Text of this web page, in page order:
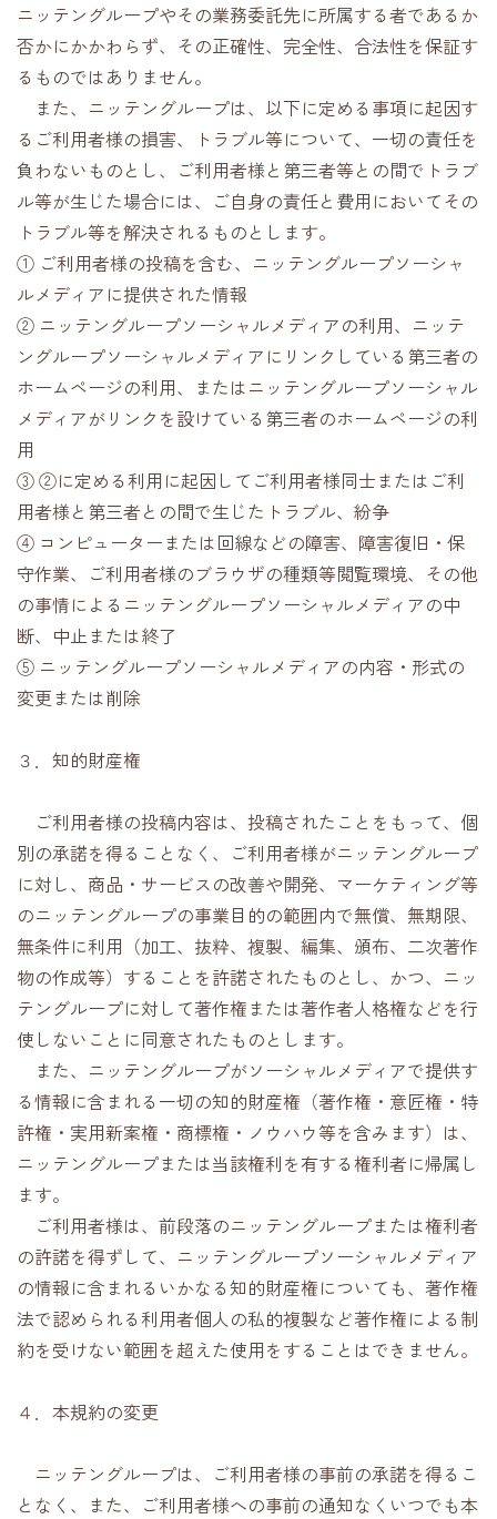
ニッテングループやその業務委託先に所属する者であるか
否かにかかわらず、その正確性、完全性、合法性を保証す
るものではありません。
また、ニッテングループは、以下に定める事項に起因す
るご利用者様の損害、トラブル等について、一切の責任を
負わないものとし、ご利用者様と第三者等との間でトラブ
ル等が生じた場合には、ご自身の責任と費用においてその
トラブル等を解決されるものとします。
① ご利用者様の投稿を含む、ニッテングループソーシャ
ルメディアに提供された情報
② ニッテングループソーシャルメディアの利用、ニッテ
ングループソーシャルメディアにリンクしている第三者の
ホームページの利用、またはニッテングループソーシャル
メディアがリンクを設けている第三者のホームページの利
用
③ ②に定める利用に起因してご利用者様同士またはご利
用者様と第三者との間で生じたトラブル、紛争
④ コンピューターまたは回線などの障害、障害復旧・保
守作業、ご利用者様のブラウザの種類等閲覧環境、その他
の事情によるニッテングループソーシャルメディアの中
断、中止または終了
⑤ ニッテングループソーシャルメディアの内容・形式の
変更または削除
３．知的財産権
ご利用者様の投稿内容は、投稿されたことをもって、個
別の承諾を得ることなく、ご利用者様がニッテングループ
に対し、商品・サービスの改善や開発、マーケティング等
のニッテングループの事業目的の範囲内で無償、無期限、
無条件に利用（加工、抜粋、複製、編集、頒布、二次著作
物の作成等）することを許諾されたものとし、かつ、ニッ
テングループに対して著作権または著作者人格権などを行
使しないことに同意されたものとします。
また、ニッテングループがソーシャルメディアで提供す
る情報に含まれる一切の知的財産権（著作権・意匠権・特
許権・実用新案権・商標権・ノウハウ等を含みます）は、
ニッテングループまたは当該権利を有する権利者に帰属し
ます。
ご利用者様は、前段落のニッテングループまたは権利者
の許諾を得ずして、ニッテングループソーシャルメディア
の情報に含まれるいかなる知的財産権についても、著作権
法で認められる利用者個人の私的複製など著作権による制
約を受けない範囲を超えた使用をすることはできません。
４．本規約の変更
ニッテングループは、ご利用者様の事前の承諾を得るこ
となく、また、ご利用者様への事前の通知なくいつでも本